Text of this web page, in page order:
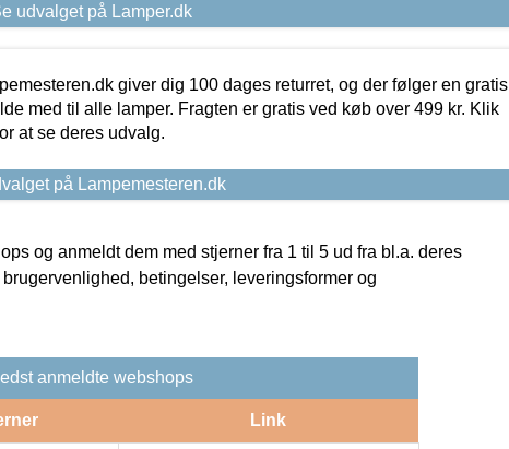
udvalget på Lamper.dk
giver dig 100 dages returret, og der følger en gratis
med til alle lamper. Fragten er gratis ved køb over 499 kr. Klik
at se deres udvalg.
på Lampemesteren.dk
og anmeldt dem med stjerner fra 1 til 5 ud fra bl.a. deres
betingelser, leveringsformer og
anmeldte webshops
Link